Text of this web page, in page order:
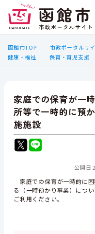
函館市TOP 市政ポータルサ
健康・福祉
保育・育児支援
家庭での保育が一
所等で一時的に預
施施設
公開日
家庭での保育が一時的に
る（一時預かり事業）につ
ご利用ください。